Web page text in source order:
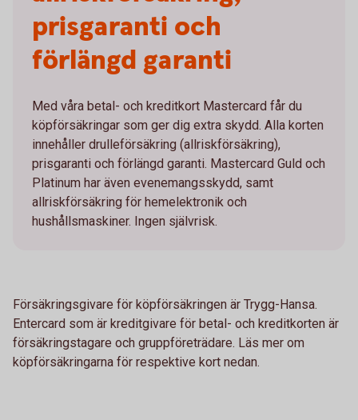
prisgaranti och
förlängd garanti
Med våra betal- och kreditkort Mastercard får du
köpförsäkringar som ger dig extra skydd. Alla korten
innehåller drulleförsäkring (allriskförsäkring),
prisgaranti och förlängd garanti. Mastercard Guld och
Platinum har även evenemangsskydd, samt
allriskförsäkring för hemelektronik och
hushållsmaskiner. Ingen självrisk.
Försäkringsgivare för köpförsäkringen är Trygg-Hansa.
Entercard som är kreditgivare för betal- och kreditkorten är
försäkringstagare och gruppföreträdare. Läs mer om
köpförsäkringarna för respektive kort nedan.